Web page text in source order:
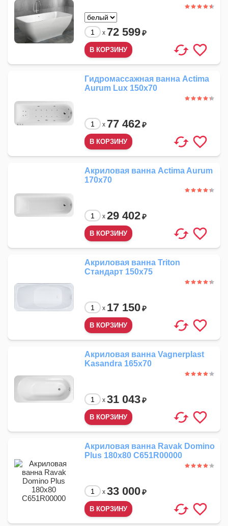
x 72 599₽
Гидромассажная ванна Actima
Aurum Lux 150x70
x 77 462₽
Акриловая ванна Actima Aurum
170x70
x 29 402₽
Акриловая ванна Triton
Стандарт 150x75
x 17 150₽
Акриловая ванна Vagnerplast
Kasandra 165x70
x 31 043₽
Акриловая ванна Ravak Domino
Plus 180x80 C651R00000
x 33 000₽